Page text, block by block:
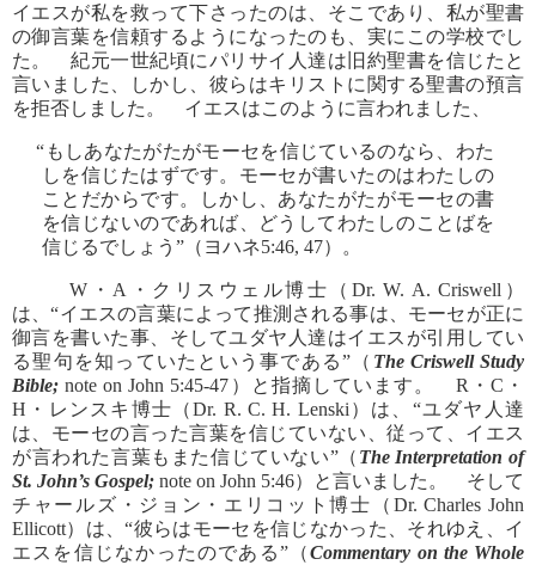
イエスが私を救って下さったのは、そこであり、私が聖書
の御言葉を信頼するようになったのも、実にこの学校でし
た。 紀元一世紀頃にパリサイ人達は旧約聖書を信じたと
言いました、しかし、彼らはキリストに関する聖書の預言
を拒否しました。 イエスはこのように言われました、
“もしあなたがたがモーセを信じているのなら、わた
しを信じたはずです。モーセが書いたのはわたしの
ことだからです。しかし、あなたがたがモーセの書
を信じないのであれば、どうしてわたしのことばを
信じるでしょう”（ヨハネ5:46, 47）。
W・A・クリスウェル博士（Dr. W. A. Criswell）
は、“イエスの言葉によって推測される事は、モーセが正に
御言を書いた事、そしてユダヤ人達はイエスが引用してい
る聖句を知っていたという事である”（ The Criswell Study
Bible; note on John 5:45-47）と指摘しています。 R・C・
H・レンスキ博士（Dr. R. C. H. Lenski）は、“ユダヤ人達
は、モーセの言った言葉を信じていない、従って、イエス
が言われた言葉もまた信じていない”（ The Interpretation of
St. John’s Gospel; note on John 5:46）と言いました。 そして
チャールズ・ジョン・エリコット博士（Dr. Charles John
Ellicott）は、“彼らはモーセを信じなかった、それゆえ、イ
エスを信じなかったのである”（Commentary on the Whole